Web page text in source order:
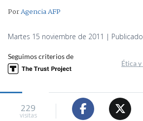
PorAgencia AFP
Martes 15 noviembre de 2011 |
Seguimos criterios de
Ética
229
visitas